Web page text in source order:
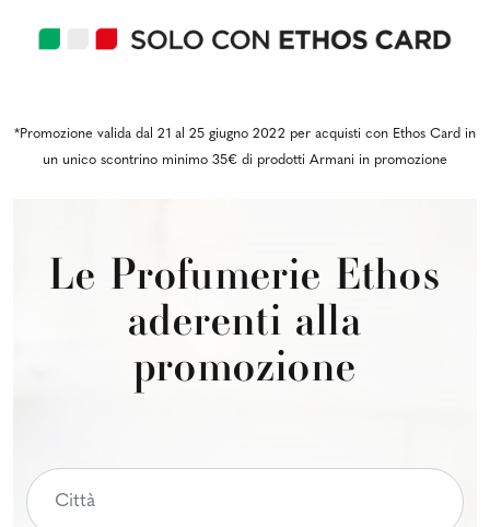
*Promozione valida dal 21 al 25 giugno 2022 per acquisti con Ethos Card in
un unico scontrino minimo 35€ di prodotti Armani in promozione
Le Profumerie Ethos
aderenti alla
promozione